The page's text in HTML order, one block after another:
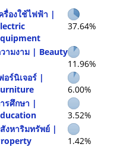
กรรม
รื่องใช้ไฟฟ้า |
37.64%
ามงาม | Beauty
11.96%
อร์นิเจอร์ |
6.00%
รศึกษา |
3.52%
งหาริมทรัพย์ |
1.42%